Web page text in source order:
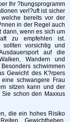
Ihr ?bungsprogramm
verl?uft ist sicher
bereits vor der
in der Regel auch
dann, wenn es sich um
zu empfehlen ist.
vorsichtig und
auf die
Wandern und
schwimmen
Gewicht des K?rpers
schwangere Frau
sitzen kann und der
schon den Maxxus
die ein hohes Risiko
Gewichtheben,